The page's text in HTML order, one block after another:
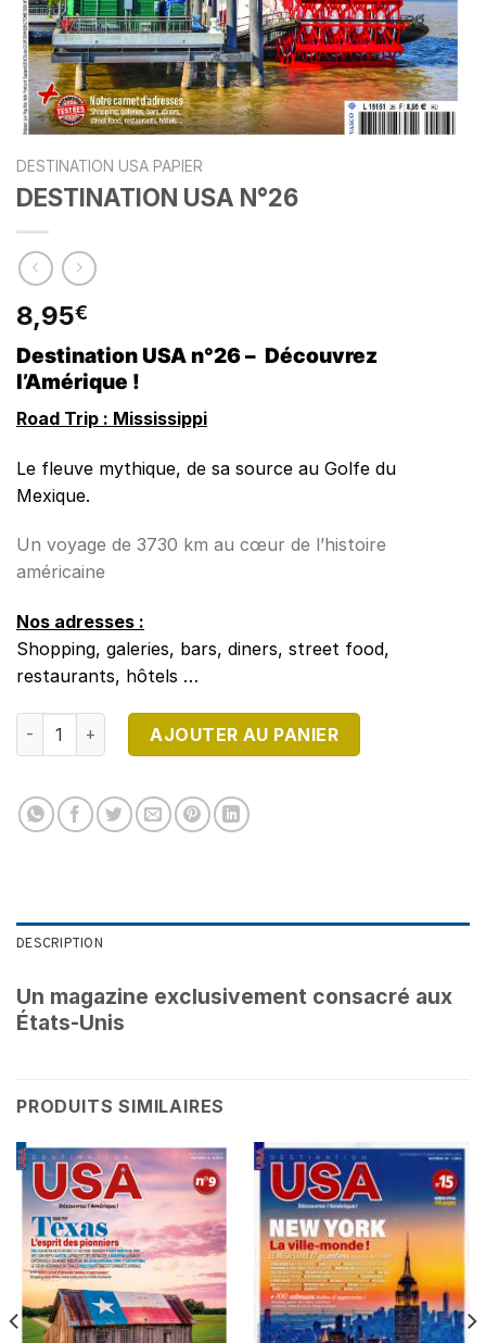
DESTINATION USA PAPIER
DESTINATION USA N°26
8,95€
Destination USA n°26 – Découvrez
l’Amérique !
Road Trip : Mississippi
Le fleuve mythique, de sa source au Golfe du
Mexique.
Un voyage de 3730 km au cœur de l’histoire
américaine
Nos adresses :
Shopping, galeries, bars, diners, street food,
restaurants, hôtels …
quantité de DESTINATION USA N°26
AJOUTER AU PANIER
DESCRIPTION
Un magazine exclusivement consacré aux
États-Unis
PRODUITS SIMILAIRES